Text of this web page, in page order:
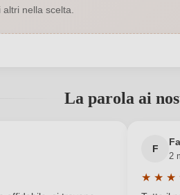
nella scelta.
La parola ai
F
2
★ ★ ★